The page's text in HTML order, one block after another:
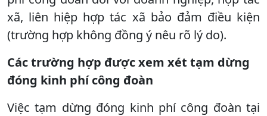
xã, liên hiệp hợp tác xã bảo đảm điều kiện
(trường hợp không đồng ý nêu rõ lý do).
Các trường hợp được xem xét tạm dừng
đóng kinh phí công đoàn
Việc tạm dừng đóng kinh phí công đoàn tại